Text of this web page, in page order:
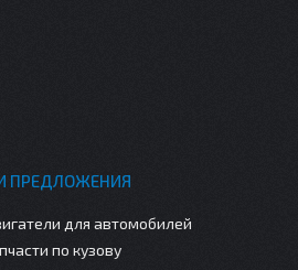
ПРЕДЛОЖЕНИЯ
для автомобилей
по кузову